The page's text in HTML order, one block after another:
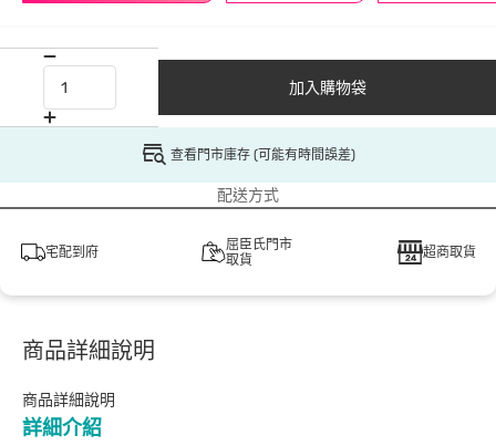
加入購物袋
查看門市庫存 (可能有時間誤差)
配送方式
宅配到府
屈臣氏門市
取貨
超商取貨
商品詳細說明
商品詳細說明
詳細介紹